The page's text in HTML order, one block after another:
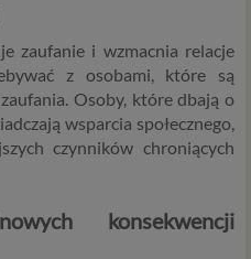
zaufanie i wzmacnia relacje
z osobami, które są
Osoby, które dbają o
wsparcia społecznego,
czynników chroniących
konsekwencji